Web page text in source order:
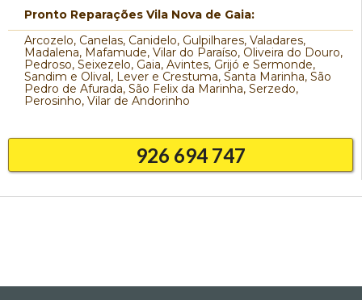
Pronto Reparações Vila Nova de Gaia:
Arcozelo, Canelas, Canidelo, Gulpilhares, Valadares,
Madalena, Mafamude, Vilar do Paraíso, Oliveira do Douro,
Pedroso, Seixezelo, Gaia, Avintes, Grijó e Sermonde,
Sandim e Olival, Lever e Crestuma, Santa Marinha, São
Pedro de Afurada, São Felix da Marinha, Serzedo,
Perosinho, Vilar de Andorinho
926 694 747